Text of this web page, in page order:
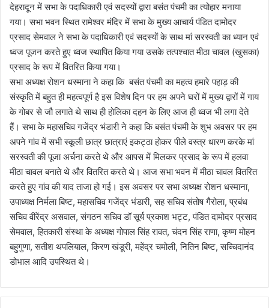
देहरादून में सभा के पदाधिकारी एवं सदस्यों द्वारा बसंत पंचमी का त्योहार मनाया
गया। सभा भवन स्थित रामेश्वर मंदिर में सभा के मुख्य आचार्य पंडित दामोदर
प्रसाद सेमवाल ने सभा के पदाधिकारी एवं सदस्यों के साथ मां सरस्वती का ध्यान एवं
ध्वज पूजन करते हुए ध्वज स्थापित किया गया उसके तत्पश्चात मीठा चावल (खुसका)
प्रसाद के रूप में वितरित किया गया।
सभा अध्यक्ष रोशन धस्माना ने कहा कि बसंत पंचमी का महत्व हमारे पहाड़ की
संस्कृति में बहुत ही महत्वपूर्ण है इस विशेष दिन पर हम अपने घरों में मुख्य द्वारों में गाय
के गोबर से जौ लगाते थे साथ ही होलिका दहन के लिए आज ही ध्वज भी लगा देते
हैं। सभा के महासचिव गजेंद्र भंडारी ने कहा कि बसंत पंचमी के शुभ अवसर पर हम
अपने गांव में सभी स्कूली छात्र छात्राएं इकट्ठा होकर पीले वस्त्र धारण करके मां
सरस्वती की पूजा अर्चना करते थे और आपस में मिलकर प्रसाद के रूप में हलवा
मीठा चावल बनाते थे और वितरित करते थे। आज सभा भवन में मीठा चावल वितरित
करते हुए गांव की याद ताजा हो गई। इस अवसर पर सभा अध्यक्ष रोशन धस्माना,
उपाध्यक्ष निर्मला बिष्ट, महासचिव गजेंद्र भंडारी, सह सचिव संतोष गैरोला, प्रबंध
सचिव वीरेंद्र असवाल, संगठन सचिव डॉ सूर्य प्रकाश भट्ट, पंडित दामोदर प्रसाद
सेमवाल, हितकारी संस्था के अध्यक्ष गोपाल सिंह रावत, चंदन सिंह राणा, कृष्ण मोहन
बहुगुणा, सतीश थपलियाल, किरण खंडूरी, महेंद्र चमोली, नितिन बिष्ट, सच्चिदानंद
डोभाल आदि उपस्थित थे।